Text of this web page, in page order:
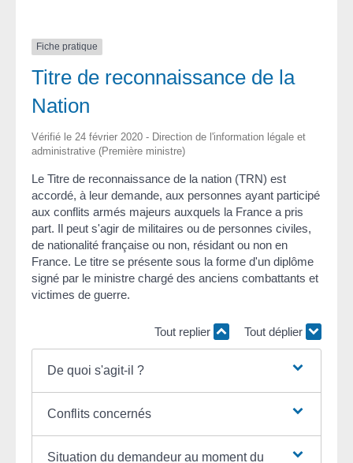
Fiche pratique
Titre de reconnaissance de la
Nation
Vérifié le 24 février 2020 - Direction de l'information légale et
administrative (Première ministre)
Le Titre de reconnaissance de la nation (TRN) est
accordé, à leur demande, aux personnes ayant participé
aux conflits armés majeurs auxquels la France a pris
part. Il peut s'agir de militaires ou de personnes civiles,
de nationalité française ou non, résidant ou non en
France. Le titre se présente sous la forme d'un diplôme
signé par le ministre chargé des anciens combattants et
victimes de guerre.
Tout replier Tout déplier
De quoi s'agit-il ?
Conflits concernés
Situation du demandeur au moment du